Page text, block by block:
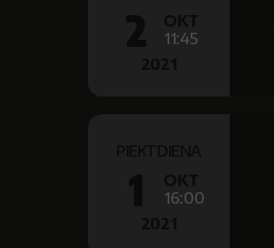
11:45
16:00